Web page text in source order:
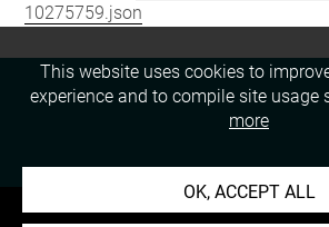
10275759.json
This website uses cookies to
experience and to compile site usage
more
OK, ACCEPT ALL